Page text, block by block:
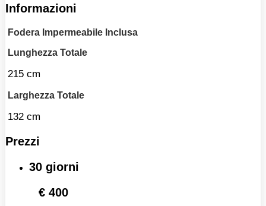
Informazioni
Fodera Impermeabile Inclusa
Lunghezza Totale
215 cm
Larghezza Totale
132 cm
Prezzi
30 giorni
€ 400